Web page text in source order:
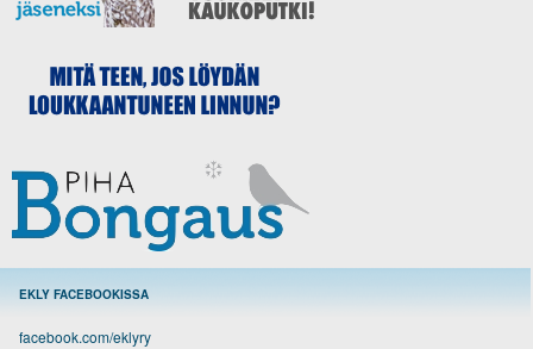
EKLY FACEBOOKISSA
facebook.com/eklyry